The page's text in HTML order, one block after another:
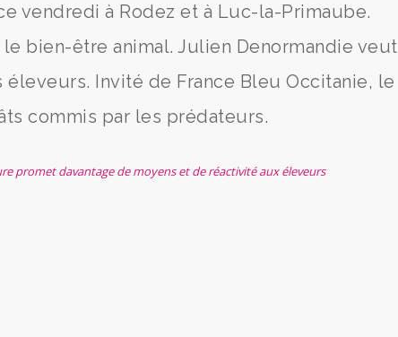
vendredi à Rodez et à Luc-la-Primaube.
bien-être animal. Julien Denormandie veut
Invité de France Bleu Occitanie, le
commis par les prédateurs.
promet davantage de moyens et de réactivité aux éleveurs